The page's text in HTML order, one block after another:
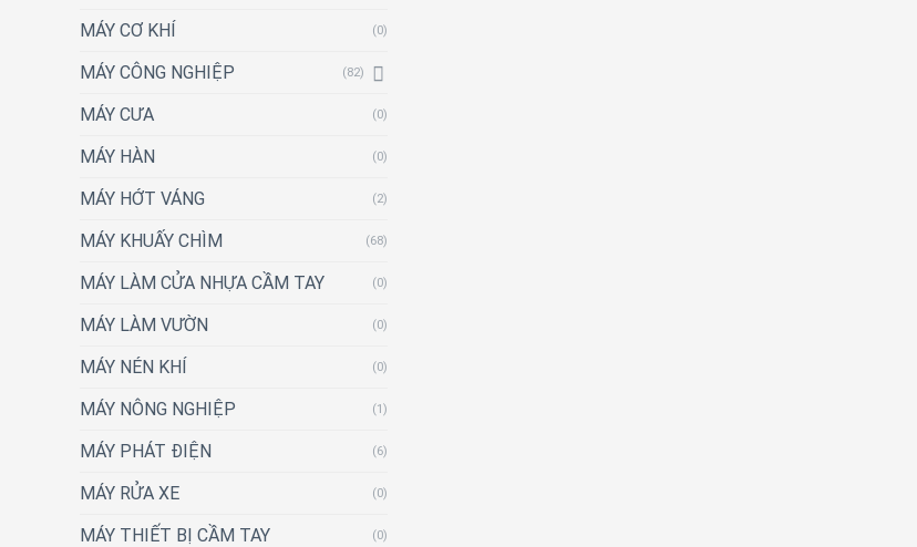
MÁY CƠ KHÍ (0)
MÁY CÔNG NGHIỆP (82)
MÁY CƯA (0)
MÁY HÀN (0)
MÁY HỚT VÁNG (2)
MÁY KHUẤY CHÌM (68)
MÁY LÀM CỬA NHỰA CẦM TAY (0)
MÁY LÀM VƯỜN (0)
MÁY NÉN KHÍ (0)
MÁY NÔNG NGHIỆP (1)
MÁY PHÁT ĐIỆN (6)
MÁY RỬA XE (0)
MÁY THIẾT BỊ CẦM TAY (0)